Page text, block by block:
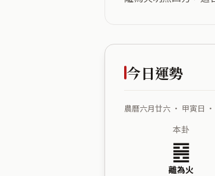
今日運勢
農曆六月廿六 ・ 甲寅日
本卦
䷝
離為火